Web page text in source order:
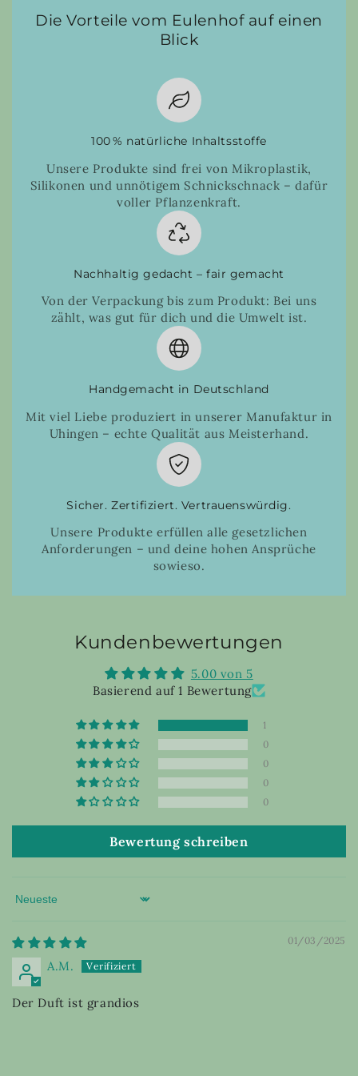
Die Vorteile vom Eulenhof auf einen
Blick
100 % natürliche Inhaltsstoffe
Unsere Produkte sind frei von Mikroplastik,
Silikonen und unnötigem Schnickschnack – dafür
voller Pflanzenkraft.
Nachhaltig gedacht – fair gemacht
Von der Verpackung bis zum Produkt: Bei uns
zählt, was gut für dich und die Umwelt ist.
Handgemacht in Deutschland
Mit viel Liebe produziert in unserer Manufaktur in
Uhingen – echte Qualität aus Meisterhand.
Sicher. Zertifiziert. Vertrauenswürdig.
Unsere Produkte erfüllen alle gesetzlichen
Anforderungen – und deine hohen Ansprüche
sowieso.
Kundenbewertungen
5.00 von 5
Basierend auf 1 Bewertung
1
0
0
0
0
Bewertung schreiben
Sort by
01/03/2025
A.M.
Der Duft ist grandios